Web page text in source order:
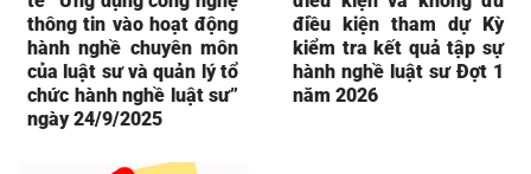
thông tin vào hoạt động
hành nghề chuyên môn
của luật sư và quản lý tổ
chức hành nghề luật sư”
ngày 24/9/2025
điều kiện tham dự Kỳ
kiểm tra kết quả tập sự
hành nghề luật sư Đợt 1
năm 2026